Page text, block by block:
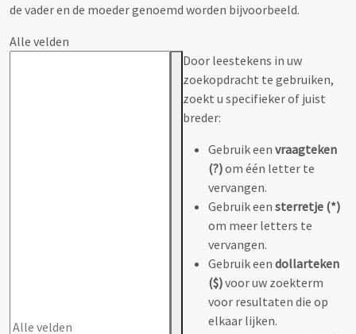
de vader en de moeder genoemd worden bijvoorbeeld.
Alle velden
Door leestekens in uw
zoekopdracht te gebruiken,
zoekt u specifieker of juist
breder:
Gebruik een vraagteken
(?)om één letter te
vervangen.
Gebruik een sterretje (*)
om meer letters te
vervangen.
Gebruik een dollarteken
($)voor uw zoekterm
voor resultaten die op
elkaar lijken.